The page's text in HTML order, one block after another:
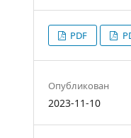
PDF
Опубликован
2023-11-10